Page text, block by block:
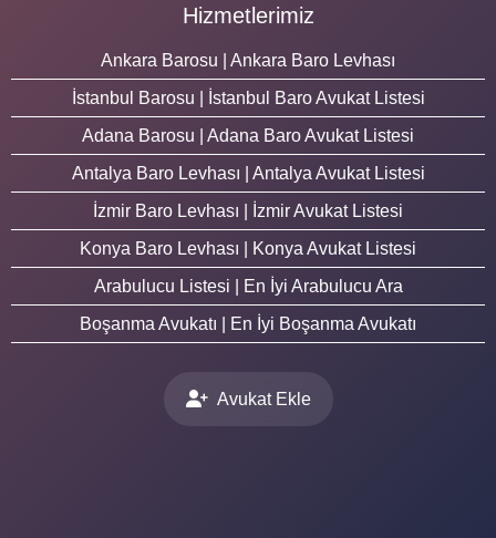
Hizmetlerimiz
Ankara Barosu | Ankara Baro Levhası
İstanbul Barosu | İstanbul Baro Avukat Listesi
Adana Barosu | Adana Baro Avukat Listesi
Antalya Baro Levhası | Antalya Avukat Listesi
İzmir Baro Levhası | İzmir Avukat Listesi
Konya Baro Levhası | Konya Avukat Listesi
Arabulucu Listesi | En İyi Arabulucu Ara
Boşanma Avukatı | En İyi Boşanma Avukatı
Avukat Ekle